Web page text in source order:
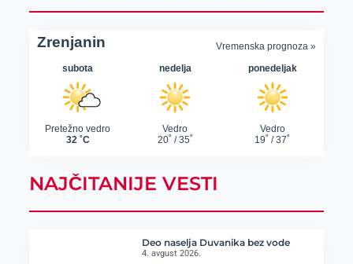
NAJČITANIJE VESTI
Deo naselja Duvanika bez vode
4. avgust 2026.